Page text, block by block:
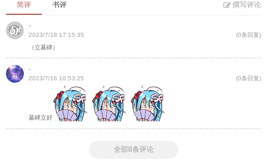
简评 书评 撰写评论
-
2023/7/18 17:15:35
(0条回复)
（立墓碑）
-
2023/7/16 10:53:25 (0条回复)
墓碑立好
全部8条评论